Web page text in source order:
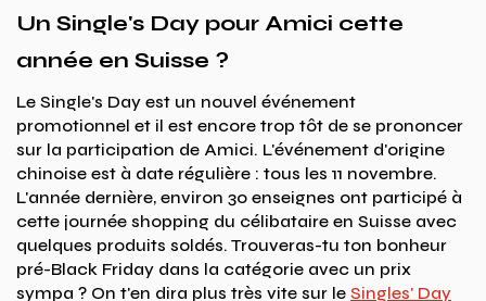
Un Single's Day pour Amici cette
année en Suisse ?
Le Single's Day est un nouvel événement
promotionnel et il est encore trop tôt de se prononcer
sur la participation de Amici. L'événement d'origine
chinoise est à date régulière : tous les 11 novembre.
L'année dernière, environ 30 enseignes ont participé à
cette journée shopping du célibataire en Suisse avec
quelques produits soldés. Trouveras-tu ton bonheur
pré-Black Friday dans la catégorie avec un prix
sympa ? On t'en dira plus très vite sur le Singles' Day